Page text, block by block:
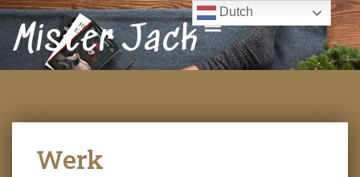
Mister Jack
Werk
Dutch